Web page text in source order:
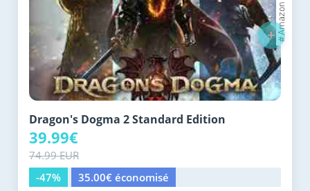
Dragon's Dogma 2 Standard Edition
39.99€
74.99 EUR
-47%
35.00€ économisé
+